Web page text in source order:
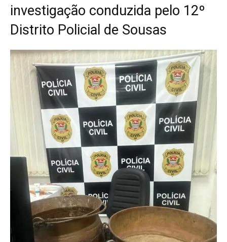
investigação conduzida pelo 12º
Distrito Policial de Sousas